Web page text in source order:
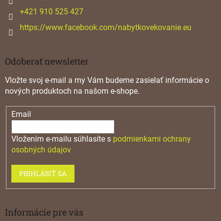
s
u
+421 910 525 427
https://www.facebook.com/nabytkovekovanie.eu
Odoberať newsletter
Vložte svoj e-mail a my Vám budeme zasielať informácie o
nových produktoch na našom e-shope.
Email
Vložením e-mailu súhlasíte s podmienkami ochrany
osobných údajov
PRIHLÁSIŤ SA
Informácie pre vás